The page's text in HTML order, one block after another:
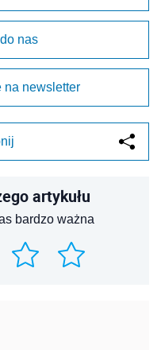
nas
na newsletter
artykułu
bardzo ważna